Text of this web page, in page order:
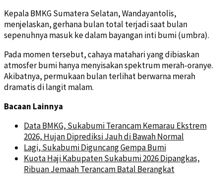
Kepala BMKG Sumatera Selatan, Wandayantolis,
menjelaskan, gerhana bulan total terjadi saat bulan
sepenuhnya masuk ke dalam bayangan inti bumi (umbra).
Pada momen tersebut, cahaya matahari yang dibiaskan
atmosfer bumi hanya menyisakan spektrum merah-oranye.
Akibatnya, permukaan bulan terlihat berwarna merah
dramatis di langit malam.
Bacaan Lainnya
Data BMKG, Sukabumi Terancam Kemarau Ekstrem
2026, Hujan Diprediksi Jauh di Bawah Normal
Lagi, Sukabumi Diguncang Gempa Bumi
Kuota Haji Kabupaten Sukabumi 2026 Dipangkas,
Ribuan Jemaah Terancam Batal Berangkat